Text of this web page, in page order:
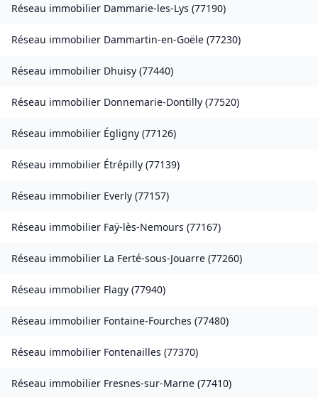
Réseau immobilier Dammarie-les-Lys (77190)
Réseau immobilier Dammartin-en-Goële (77230)
Réseau immobilier Dhuisy (77440)
Réseau immobilier Donnemarie-Dontilly (77520)
Réseau immobilier Égligny (77126)
Réseau immobilier Étrépilly (77139)
Réseau immobilier Everly (77157)
Réseau immobilier Faÿ-lès-Nemours (77167)
Réseau immobilier La Ferté-sous-Jouarre (77260)
Réseau immobilier Flagy (77940)
Réseau immobilier Fontaine-Fourches (77480)
Réseau immobilier Fontenailles (77370)
Réseau immobilier Fresnes-sur-Marne (77410)